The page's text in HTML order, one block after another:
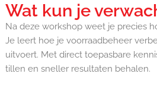
Wat kun je
Na deze workshop weet je precies
Je leert hoe je voorraadbeheer
uitvoert. Met direct toepasbare
tillen en sneller resultaten behalen.